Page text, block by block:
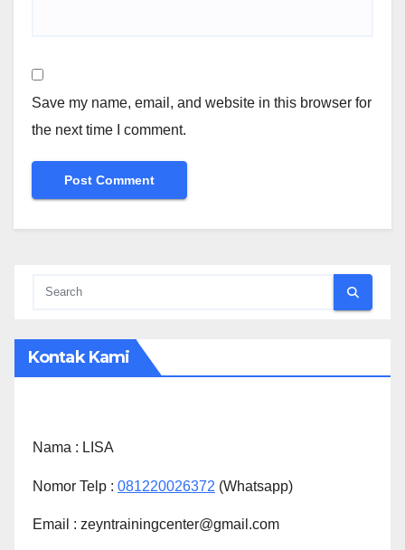
Save my name, email, and website in this browser for
the next time I comment.
Kontak Kami
Nama : LISA
Nomor Telp : 081220026372 (Whatsapp)
Email : zeyntrainingcenter@gmail.com